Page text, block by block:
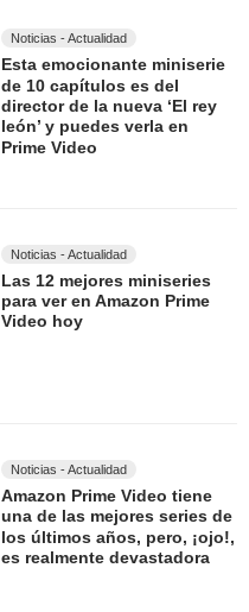
Noticias - Actualidad
Esta emocionante miniserie
de 10 capítulos es del
director de la nueva ‘El rey
león’ y puedes verla en
Prime Video
Noticias - Actualidad
Las 12 mejores miniseries
para ver en Amazon Prime
Video hoy
Noticias - Actualidad
Amazon Prime Video tiene
una de las mejores series de
los últimos años, pero, ¡ojo!,
es realmente devastadora